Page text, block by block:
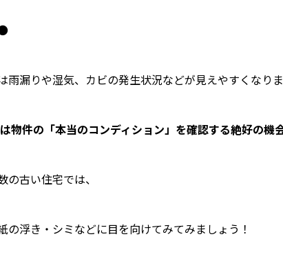
雨漏りや湿気、カビの発生状況などが見えやすくなりま
物件の「本当のコンディション」を確認する絶好の機
の古い住宅では、
の浮き・シミなどに目を向けてみてみましょう！